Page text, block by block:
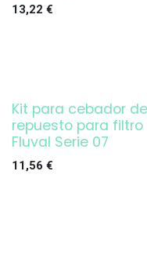
13,22 €
Kit para cebador de
repuesto para filtro
Fluval Serie 07
11,56 €